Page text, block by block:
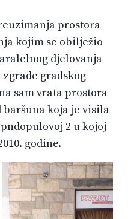
prostora
kojim se obilježio
djelovanja
zgrade gradskog
sam vrata prostora
baršuna koja je visila
2 u kojoj
godine.